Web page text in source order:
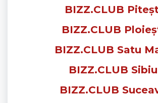
BIZZ.CLUB
BIZZ.CLUB
BIZZ.CLUB Satu
BIZZ.CLUB Sibiu
BIZZ.CLUB